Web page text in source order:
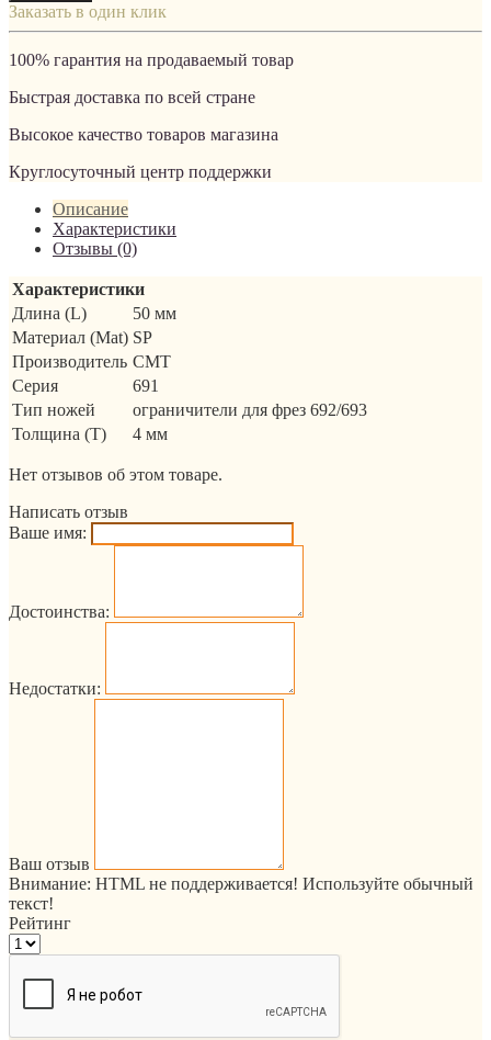
Заказать в один клик
100% гарантия на продаваемый товар
Быстрая доставка по всей стране
Высокое качество товаров магазина
Круглосуточный центр поддержки
Описание
Характеристики
Отзывы (0)
Характеристики
Длина (L)
50 мм
Материал (Mat) SP
Производитель CMT
Серия
691
Тип ножей
ограничители для фрез 692/693
Толщина (T)
4 мм
Нет отзывов об этом товаре.
Написать отзыв
Ваше имя:
Достоинства:
Недостатки:
Ваш отзыв
Внимание: HTML не поддерживается! Используйте обычный
текст!
Рейтинг